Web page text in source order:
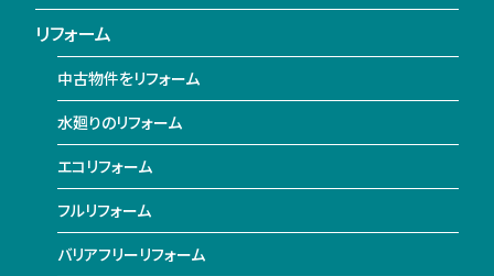
リフォーム
中古物件をリフォーム
水廻りのリフォーム
エコリフォーム
フルリフォーム
バリアフリーリフォーム